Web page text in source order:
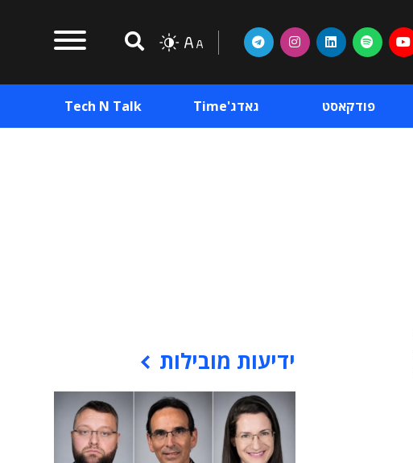
פודקאסט גאדג'Time Tech N Talk
ידיעות מובילות